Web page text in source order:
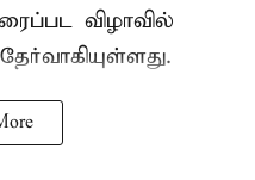
விழாவில்